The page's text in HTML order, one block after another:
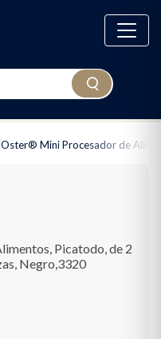
Oster® Mini Procesador de